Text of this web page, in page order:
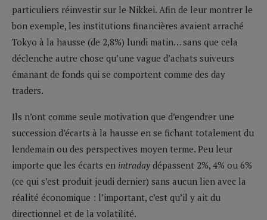
particuliers réinvestir sur le Nikkei. Afin de leur montrer le
bon exemple, les institutions financières avaient arraché
Tokyo à la hausse (de 2,8%) lundi matin… sans que cela
déclenche autre chose qu’une vague d’achats suiveurs
émanant de fonds qui se comportent comme des day
traders.
Ils n’ont comme seule motivation que d’engendrer une
succession d’écarts à la hausse en se fichant totalement du
lendemain ou des perspectives moyen terme. Peu leur
importe que les écarts en intraday dépassent 2%, 4% ou 6%
(ce qui s’est produit jeudi dernier) sans aucun lien avec la
réalité économique : l’important, c’est qu’il y ait du
directionnel et de la volatilité.